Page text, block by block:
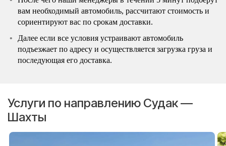
вам необходимый автомобиль, рассчитают стоимость и
сориентируют вас по срокам доставки.
Далее если все условия устраивают автомобиль
подъезжает по адресу и осуществляется загрузка груза и
последующая его доставка.
Услуги по направлению Судак —
Шахты